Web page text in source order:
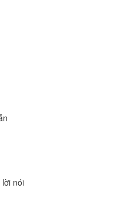
nói